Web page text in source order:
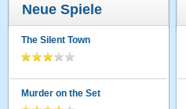
Neue Spiele
The Silent Town
Murder on the Set